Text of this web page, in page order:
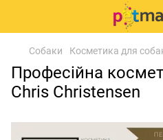
Собаки Косметика для
Професійна
Chris Christensen